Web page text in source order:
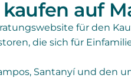
auf
für den
die sich für
Santanyí und